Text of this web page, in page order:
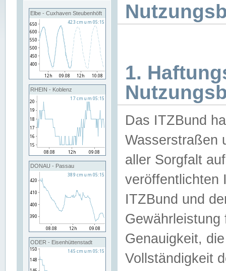
Elbe - Cuxhaven Steubenhöft
RHEIN - Koblenz
DONAU - Passau
ODER - Eisenhüttenstadt
1.
Das ITZBund
Wasserstraßen
aller Sorgfalt
veröffentlichten
ITZBund und
Genauigkeit,
Vollständigkeit